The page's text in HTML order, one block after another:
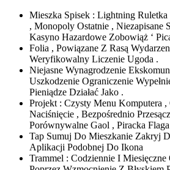
Mieszka Spisek : Lightning
, Monopoly Ostatnie , Niezapisane
Kasyno Hazardowe Zobowiąż ‘
Folia , Powiązane Z Rasą
Weryfikowalny Liczenie Ugoda .
Niejasne Wynagrodzenie
Uszkodzenie Ograniczenie
Pieniądze Działać Jako .
Projekt : Czysty Menu Komputera
Naciśnięcie , Bezpośrednio
Porównywalne Gaol , Piracka
Tap Sumuj Do Mieszkanie Zakryj
Aplikacji Podobnej Do Ikona
Trammel : Codziennie I Miesięczne